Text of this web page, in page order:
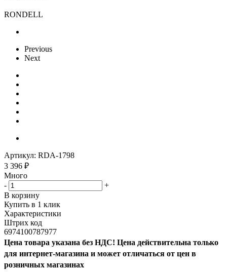
RONDELL
Previous
Next
Артикул: RDA-1798
3 396 ₽
Много
-
+
В корзину
Купить в 1 клик
Характеристики
Штрих код
6974100787977
Цена товара указана без НДС! Цена действительна только
для интернет-магазина и может отличаться от цен в
розничных магазинах